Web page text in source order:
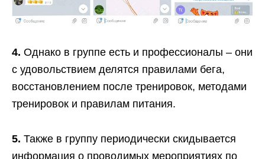
4. Однако в группе есть и профессионалы – они
с удовольствием делятся правилами бега,
восстановлением после тренировок, методами
тренировок и правилам питания.
5. Также в группу периодически скидывается
информация о проводимых мероприятиях по